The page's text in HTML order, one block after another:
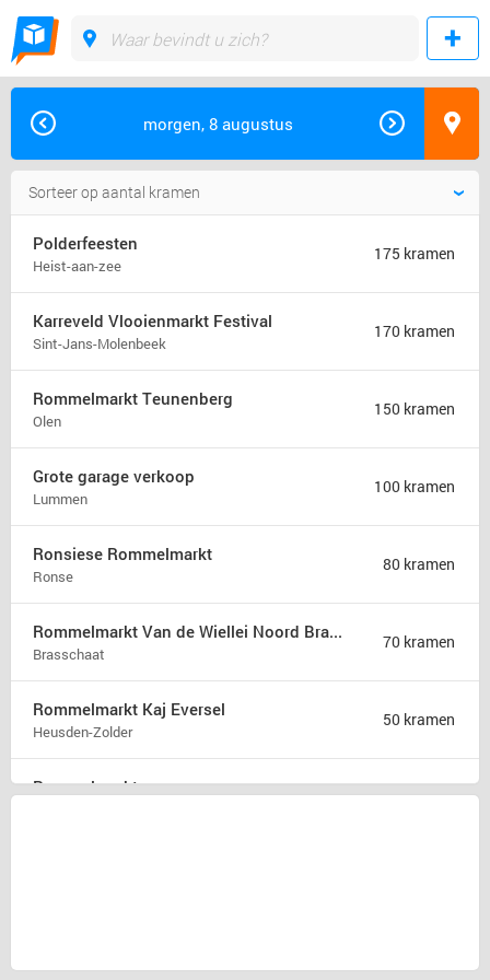
morgen, 8 augustus
Polderfeesten
Heist-aan-zee
175 kramen
Karreveld Vlooienmarkt Festival
Sint-Jans-Molenbeek
170 kramen
Rommelmarkt Teunenberg
Olen
150 kramen
Grote garage verkoop
Lummen
100 kramen
Ronsiese Rommelmarkt
Ronse
80 kramen
Rommelmarkt Van de Wiellei Noord Brasschaat
Brasschaat
70 kramen
Rommelmarkt Kaj Eversel
Heusden-Zolder
50 kramen
Rommelmarkt 35 kramen